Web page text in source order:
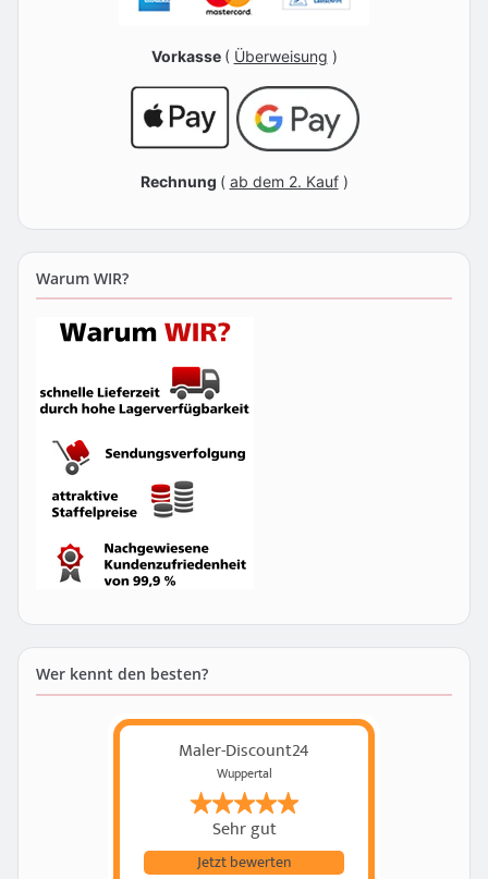
Vorkasse ( Überweisung )
Rechnung ( ab dem 2. Kauf)
Warum WIR?
Wer kennt den besten?
Maler-Discount24
Wuppertal
Sehr gut
Jetzt bewerten